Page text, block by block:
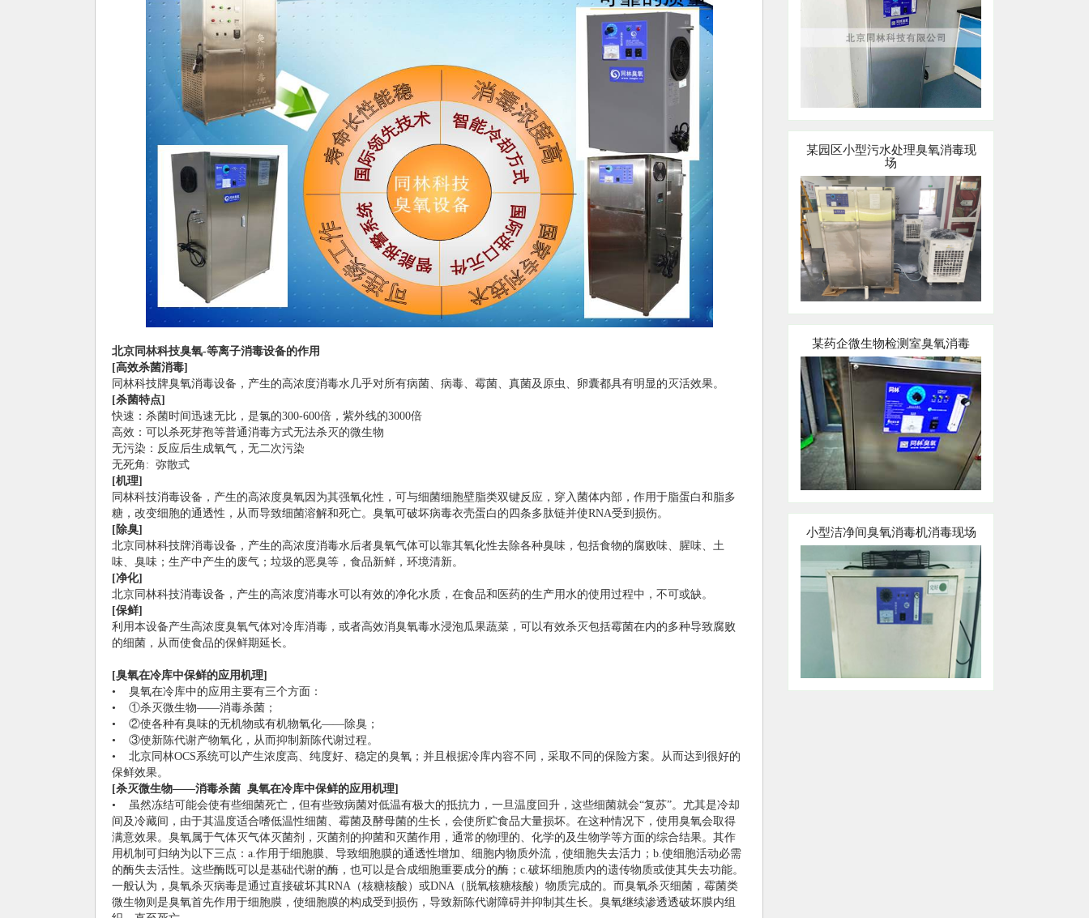
北京同林科技臭氧-等离子消毒设备的作用
[高效杀菌消毒]
同林科技牌臭氧消毒设备，产生的高浓度消毒水几乎对所有病菌、病毒、霉菌、真菌及原虫、卵囊都具有明显的灭活效果。
[杀菌特点]
快速：杀菌时间迅速无比，是氯的300-600倍，紫外线的3000倍
高效：可以杀死芽孢等普通消毒方式无法杀灭的微生物
无污染：反应后生成氧气，无二次污染
无死角: 弥散式
[机理]
同林科技消毒设备，产生的高浓度臭氧因为其强氧化性，可与细菌细胞壁脂类双键反应，穿入菌体内部，作用于脂蛋白和脂多
糖，改变细胞的通透性，从而导致细菌溶解和死亡。臭氧可破坏病毒衣壳蛋白的四条多肽链并使RNA受到损伤。
[ 除臭]
北京同林科技牌消毒设备，产生的高浓度消毒水后者臭氧气体可以靠其氧化性去除各种臭味，包括食物的腐败味、腥味、土
味、臭味；生产中产生的废气；垃圾的恶臭等，食品新鲜，环境清新。
[净化]
北京同林科技消毒设备，产生的高浓度消毒水可以有效的净化水质，在食品和医药的生产用水的使用过程中，不可或缺。
[保鲜]
利用本设备产生高浓度臭氧气体对冷库消毒，或者高效消臭氧毒水浸泡瓜果蔬菜，可以有效杀灭包括霉菌在内的多种导致腐败
的细菌，从而使食品的保鲜期延长。
[臭氧在冷库中保鲜的应用机理]
• 臭氧在冷库中的应用主要有三个方面：
• ①杀灭微生物——消毒杀菌；
• ②使各种有臭味的无机物或有机物氧化——除臭；
• ③使新陈代谢产物氧化，从而抑制新陈代谢过程。
• 北京同林OCS系统可以产生浓度高、纯度好、稳定的臭氧；并且根据冷库内容不同，采取不同的保险方案。从而达到很好的
保鲜效果。
[杀灭微生物——消毒杀菌 臭氧在冷库中保鲜的应用机理]
• 虽然冻结可能会使有些细菌死亡，但有些致病菌对低温有极大的抵抗力，一旦温度回升，这些细菌就会“复苏”。尤其是冷却
间及冷藏间，由于其温度适合嗜低温性细菌、霉菌及酵母菌的生长，会使所贮食品大量损坏。在这种情况下，使用臭氧会取得
满意效果。臭氧属于气体灭气体灭菌剂，灭菌剂的抑菌和灭菌作用，通常的物理的、化学的及生物学等方面的综合结果。其作
用机制可归纳为以下三点：a.作用于细胞膜、导致细胞膜的通透性增加、细胞内物质外流，使细胞失去活力；b.使细胞活动必需
的酶失去活性。这些酶既可以是基础代谢的酶，也可以是合成细胞重要成分的酶；c.破坏细胞质内的遗传物质或使其失去功能。
一般认为，臭氧杀灭病毒是通过直接破坏其RNA（核糖核酸）或DNA（脱氧核糖核酸）物质完成的。而臭氧杀灭细菌，霉菌类
微生物则是臭氧首先作用于细胞膜，使细胞膜的构成受到损伤，导致新陈代谢障碍并抑制其生长。臭氧继续渗透透破坏膜内组
某园区小型污水处理臭氧消毒现
场
某药企微生物检测室臭氧消毒
小型洁净间臭氧消毒机消毒现场